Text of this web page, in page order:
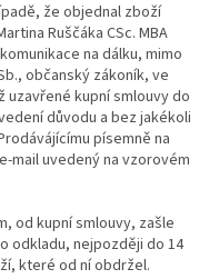
že objednal zboží
Ruščáka CSc. MBA
na dálku, mimo
občanský zákoník, ve
kupní smlouvy do
důvodu a bez jakékoli
písemně na
mail uvedený na vzorovém
od kupní smlouvy, zašle
odkladu, nejpozději do 14
které od ní obdržel.